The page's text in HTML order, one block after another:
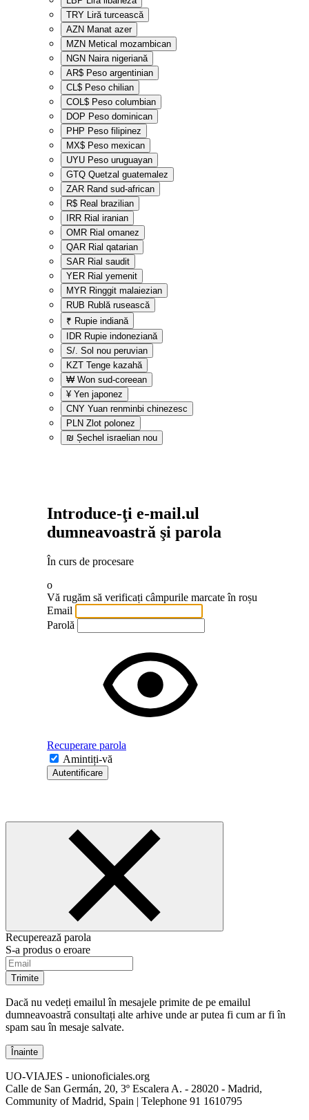
TRY Liră turcească
AZN Manat azer
MZN Metical mozambican
NGN Naira nigeriană
AR$ Peso argentinian
CL$ Peso chilian
COL$ Peso columbian
DOP Peso dominican
PHP Peso filipinez
MX$ Peso mexican
UYU Peso uruguayan
GTQ Quetzal guatemalez
ZAR Rand sud-african
R$ Real brazilian
IRR Rial iranian
OMR Rial omanez
QAR Rial qatarian
SAR Rial saudit
YER Rial yemenit
MYR Ringgit malaiezian
RUB Rublă rusească
₹ Rupie indiană
IDR Rupie indoneziană
S/. Sol nou peruvian
KZT Tenge kazahă
₩ Won sud-coreean
¥ Yen japonez
CNY Yuan renminbi chinezesc
PLN Zlot polonez
₪ Șechel israelian nou
Introduce-ţi e-mail.ul
dumneavoastră şi parola
În curs de procesare
o
Vă rugăm să verificați câmpurile marcate în roșu
Email
Parolă
Recuperare parola
Amintiți-vă
Autentificare
Recuperează parola
S-a produs o eroare
Trimite
Dacă nu vedeți emailul în mesajele primite de pe emailul
dumneavoastră consultați alte arhive unde ar putea fi cum ar fi în
spam sau în mesaje salvate.
Înainte
UO-VIAJES - unionoficiales.org
Calle de San Germán, 20, 3º Escalera A. - 28020 - Madrid,
Community of Madrid, Spain | Telephone 91 1610795